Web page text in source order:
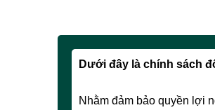
Dưới đây là chính sách
Nhằm đảm bảo quyền lợi